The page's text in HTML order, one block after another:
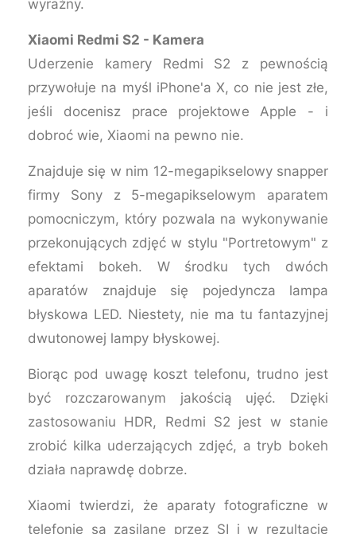
wyraźny.
Xiaomi Redmi S2 - Kamera
Uderzenie kamery Redmi S2 z pewnością
przywołuje na myśl iPhone'a X, co nie jest złe,
jeśli docenisz prace projektowe Apple - i
dobroć wie, Xiaomi na pewno nie.
Znajduje się w nim 12-megapikselowy snapper
firmy Sony z 5-megapikselowym aparatem
pomocniczym, który pozwala na wykonywanie
przekonujących zdjęć w stylu "Portretowym" z
efektami bokeh. W środku tych dwóch
aparatów znajduje się pojedyncza lampa
błyskowa LED. Niestety, nie ma tu fantazyjnej
dwutonowej lampy błyskowej.
Biorąc pod uwagę koszt telefonu, trudno jest
być rozczarowanym jakością ujęć. Dzięki
zastosowaniu HDR, Redmi S2 jest w stanie
zrobić kilka uderzających zdjęć, a tryb bokeh
działa naprawdę dobrze.
Xiaomi twierdzi, że aparaty fotograficzne w
telefonie są zasilane przez SI i w rezultacie